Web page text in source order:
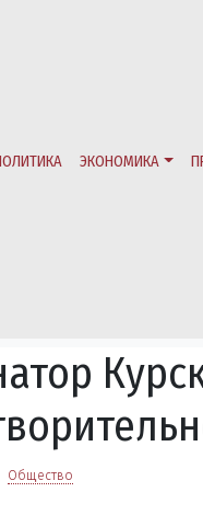
ЭКОНОМИКА
Общество